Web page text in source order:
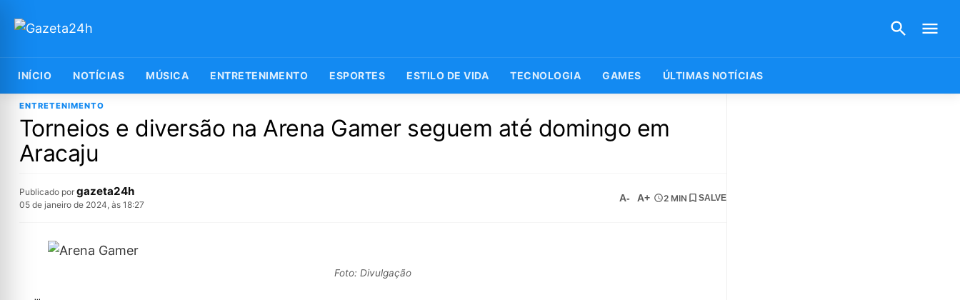
INÍCIO NOTÍCIAS MÚSICA ENTRETENIMENTO ESPORTES ESTILO DE VIDA TECNOLOGIA GAMES ÚLTIMAS NOTÍCIAS
ENTRETENIMENTO
Torneios e diversão na Arena Gamer seguem até domingo em
Aracaju
Publicado por gazeta24h
05 de janeiro de 2024, às 18:27
A- A+ 2 MIN SALVE
Foto: Divulgação